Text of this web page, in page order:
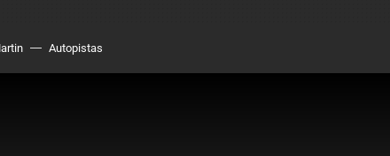
Autopistas